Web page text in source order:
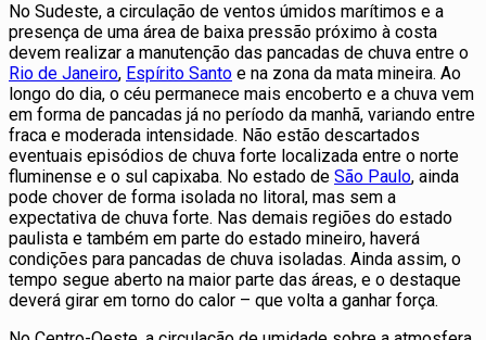
No Sudeste, a circulação de ventos úmidos marítimos e a
presença de uma área de baixa pressão próximo à costa
devem realizar a manutenção das pancadas de chuva entre o
Rio de Janeiro, Espírito Santo e na zona da mata mineira. Ao
longo do dia, o céu permanece mais encoberto e a chuva vem
em forma de pancadas já no período da manhã, variando entre
fraca e moderada intensidade. Não estão descartados
eventuais episódios de chuva forte localizada entre o norte
fluminense e o sul capixaba. No estado de São Paulo, ainda
pode chover de forma isolada no litoral, mas sem a
expectativa de chuva forte. Nas demais regiões do estado
paulista e também em parte do estado mineiro, haverá
condições para pancadas de chuva isoladas. Ainda assim, o
tempo segue aberto na maior parte das áreas, e o destaque
deverá girar em torno do calor – que volta a ganhar força.